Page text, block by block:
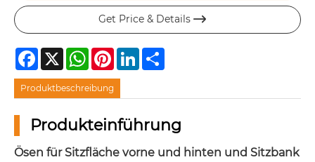
Get Price & Details 
Facebook
X WhatsAppPinterestLinkedIn
Produktbeschreibung
Produkteinführung
Ösen für Sitzfläche vorne und hinten und Sitzbank